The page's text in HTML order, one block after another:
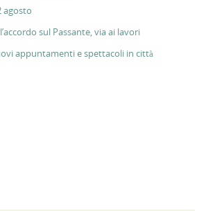
agosto
sul Passante, via ai lavori
appuntamenti e spettacoli in città